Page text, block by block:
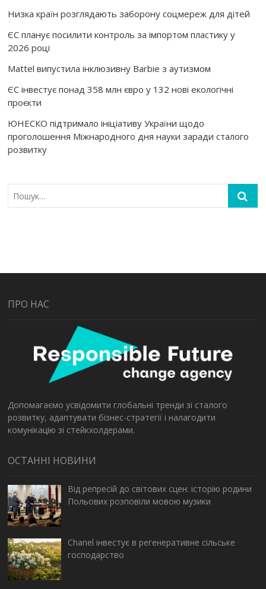
Низка країн розглядають заборону соцмереж для дітей
ЄС планує посилити контроль за імпортом пластику у
2026 році
Mattel випустила інклюзивну Barbie з аутизмом
ЄС інвестує понад 358 млн євро у 132 нові екологічні
проєкти
ЮНЕСКО підтримало ініціативу України щодо
проголошення Міжнародного дня науки заради сталого
розвитку
ПРО НАС
Допомагаємо усвідомити глобальні тренди зі сталого
розвитку, адаптувати бізнес-стратегії і налагодити
комунікацію зі стейкхолдерами.
ОСТАННІ НОВИНИ
Від репресій до світових сцен: історію родини
Польових розповіли мовою музики
Chanel інвестує в регенеративне сільське
господарство